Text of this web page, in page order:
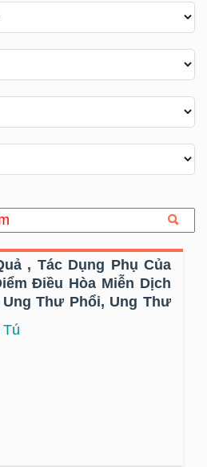
, Tác Dụng Phụ Của
Điều Hòa Miễn Dịch
Thư Phổi, Ung Thư
Dạ Dày, Ung Thư Gan
Tháng 12 Năm 2017
2019